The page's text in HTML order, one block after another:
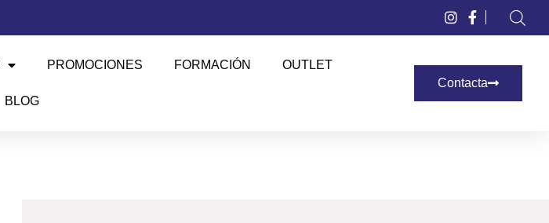
PROMOCIONES FORMACIÓN OUTLET
BLOG
Contacta